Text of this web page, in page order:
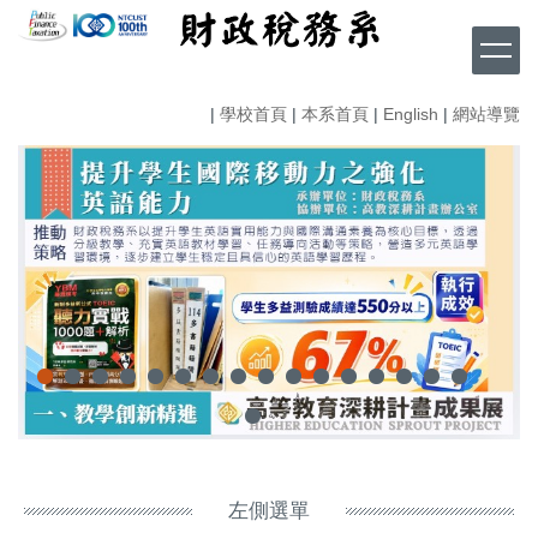
到
容
| 學校首頁 | 本系首頁 | English | 網站導覽
左側選單